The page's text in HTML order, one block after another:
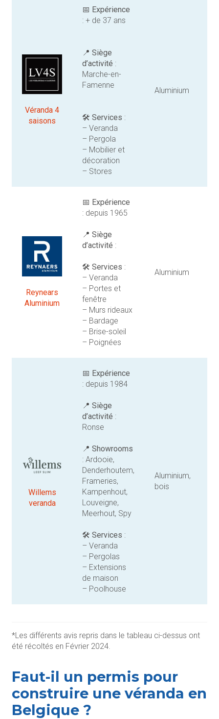
Véranda 4
saisons
📅 Expérience
: + de 37 ans
📍 Siège
d’activité :
Marche-en-
Famenne
🛠️ Services :
– Veranda
– Pergola
– Mobilier et
décoration
– Stores
Aluminium
Reynears
Aluminium
📅 Expérience
: depuis 1965
📍 Siège
d’activité :
🛠️ Services :
– Veranda
– Portes et
fenêtre
– Murs rideaux
– Bardage
– Brise-soleil
– Poignées
Aluminium
Willems
veranda
📅 Expérience
: depuis 1984
📍 Siège
d’activité :
Ronse
📍 Showrooms
: Ardooie,
Denderhoutem,
Frameries,
Kampenhout,
Louveigne,
Meerhout, Spy
🛠️ Services :
– Veranda
– Pergolas
– Extensions
de maison
– Poolhouse
Aluminium,
bois
*Les différents avis repris dans le tableau ci-dessus ont
été récoltés en Février 2024.
Faut-il un permis pour
construire une véranda en
Belgique ?